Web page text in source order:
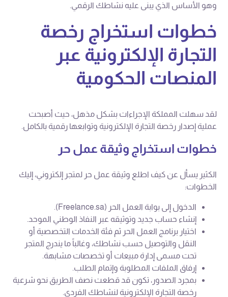
وهو الأساس الذي يبنى عليه نشاطك الرقمي.
خطوات استخراج رخصة
التجارة الإلكترونية عبر
المنصات الحكومية
لقد سهلت المملكة الإجراءات بشكل مذهل، حيث أصبحت
عملية إصدار رخصة التجارة الإلكترونية وتوابعها رقمية بالكامل.
خطوات استخراج وثيقة عمل حر
الكثير يسأل عن كيف اطلع وثيقة عمل حر لمتجر إلكتروني، إليك
الخطوات:
الدخول إلى بوابة العمل الحر (Freelance.sa).
إنشاء حساب جديد وتوثيقه عبر النفاذ الوطني الموحد.
اختيار برنامج العمل الحر ثم فئة الخدمات التخصصية أو
النقل والتوصيل حسب نشاطك، وغالباً ما يندرج المتجر
تحت مسمى إدارة مبيعات أو تخصصات مشابهة.
إرفاق الملفات المطلوبة وإتمام الطلب.
بمجرد الصدور، تكون قد قطعت نصف الطريق نحو شرعية
رخصة التجارة الإلكترونية لنشاطك الفردي.